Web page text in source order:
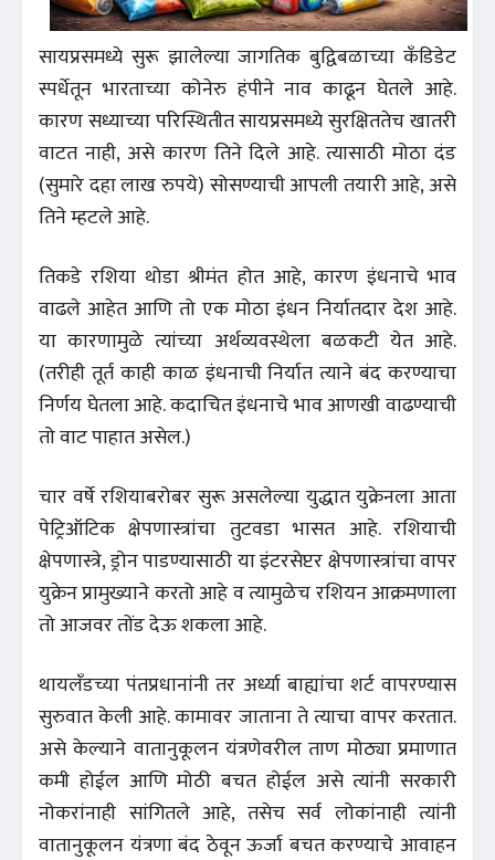
सायप्रसमध्ये सुरू झालेल्या जागतिक बुद्विबळाच्या कँडिडेट
स्पर्धेतून भारताच्या कोनेरु हंपीने नाव काढून घेतले आहे.
कारण सध्याच्या परिस्थितीत सायप्रसमध्ये सुरक्षिततेच खातरी
वाटत नाही, असे कारण तिने दिले आहे. त्यासाठी मोठा दंड
(सुमारे दहा लाख रुपये) सोसण्याची आपली तयारी आहे, असे
तिने म्हटले आहे.
तिकडे रशिया थोडा श्रीमंत होत आहे, कारण इंधनाचे भाव
वाढले आहेत आणि तो एक मोठा इंधन निर्यातदार देश आहे.
या कारणामुळे त्यांच्या अर्थव्यवस्थेला बळकटी येत आहे.
(तरीही तूर्त काही काळ इंधनाची निर्यात त्याने बंद करण्याचा
निर्णय घेतला आहे. कदाचित इंधनाचे भाव आणखी वाढण्याची
तो वाट पाहात असेल.)
चार वर्षे रशियाबरोबर सुरू असलेल्या युद्धात युक्रेनला आता
पेट्रिऑटिक क्षेपणास्त्रांचा तुटवडा भासत आहे. रशियाची
क्षेपणास्त्रे, ड्रोन पाडण्यासाठी या इंटरसेप्टर क्षेपणास्त्रांचा वापर
युक्रेन प्रामुख्याने करतो आहे व त्यामुळेच रशियन आक्रमणाला
तो आजवर तोंड देऊ शकला आहे.
थायलँडच्या पंतप्रधानांनी तर अर्ध्या बाह्यांचा शर्ट वापरण्यास
सुरुवात केली आहे. कामावर जाताना ते त्याचा वापर करतात.
असे केल्याने वातानुकूलन यंत्रणेवरील ताण मोठ्या प्रमाणात
कमी होईल आणि मोठी बचत होईल असे त्यांनी सरकारी
नोकरांनाही सांगितले आहे, तसेच सर्व लोकांनाही त्यांनी
वातानुकूलन यंत्रणा बंद ठेवून ऊर्जा बचत करण्याचे आवाहन